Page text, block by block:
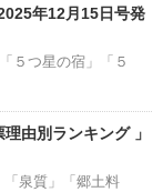
年12月15日号発
５つ星の宿」「５
由別ランキング 」
「泉質」「郷土料